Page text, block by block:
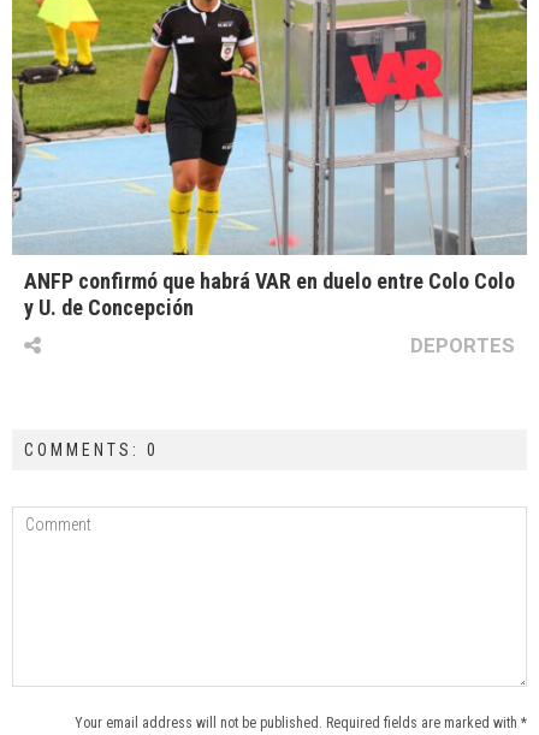
ANFP confirmó que habrá VAR en duelo entre Colo Colo
y U. de Concepción
DEPORTES
COMMENTS: 0
Your email address will not be published. Required fields are marked with *